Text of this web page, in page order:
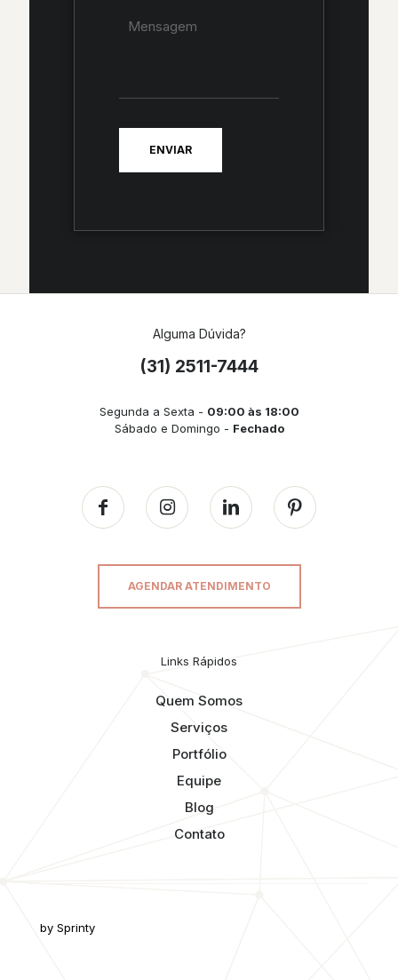
Alguma Dúvida?
(31) 2511-7444
Segunda a Sexta - 09:00 às 18:00
Sábado e Domingo - Fechado
AGENDAR ATENDIMENTO
Links Rápidos
Quem Somos
Serviços
Portfólio
Equipe
Blog
Contato
by Sprinty